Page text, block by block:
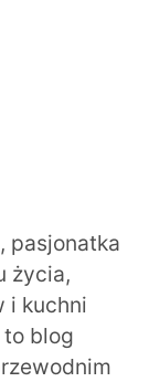
pasjonatka
życia,
i kuchni
blog